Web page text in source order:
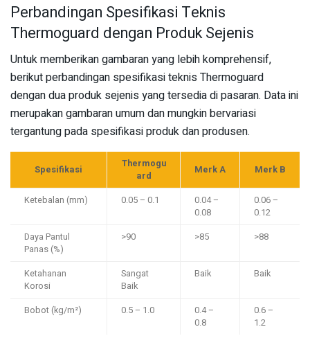
Perbandingan Spesifikasi Teknis
Thermoguard dengan Produk Sejenis
Untuk memberikan gambaran yang lebih komprehensif,
berikut perbandingan spesifikasi teknis Thermoguard
dengan dua produk sejenis yang tersedia di pasaran. Data ini
merupakan gambaran umum dan mungkin bervariasi
tergantung pada spesifikasi produk dan produsen.
Spesifikasi
Thermogu
ard
Merk A Merk B
Ketebalan (mm) 0.05 – 0.1
0.04 –
0.08
0.06 –
0.12
Daya Pantul
Panas (%)
>90 >85 >88
Ketahanan
Korosi
Sangat
Baik
Baik Baik
Bobot (kg/m²) 0.5 – 1.0
0.4 –
0.8
0.6 –
1.2